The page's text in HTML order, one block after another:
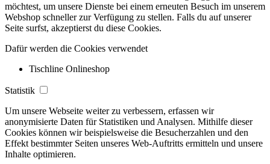
möchtest, um unsere Dienste bei einem erneuten Besuch im unserem
Webshop schneller zur Verfügung zu stellen. Falls du auf unserer
Seite surfst, akzeptierst du diese Cookies.
Dafür werden die Cookies verwendet
Tischline Onlineshop
Statistik
Um unsere Webseite weiter zu verbessern, erfassen wir
anonymisierte Daten für Statistiken und Analysen. Mithilfe dieser
Cookies können wir beispielsweise die Besucherzahlen und den
Effekt bestimmter Seiten unseres Web-Auftritts ermitteln und unsere
Inhalte optimieren.